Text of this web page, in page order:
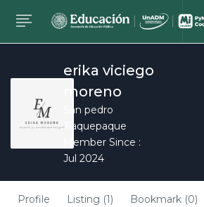
erika viciego
moreno
San pedro
Tlaquepaque
Member Since :
Jul 2024
Profile Listing (1) Bookmark (0)